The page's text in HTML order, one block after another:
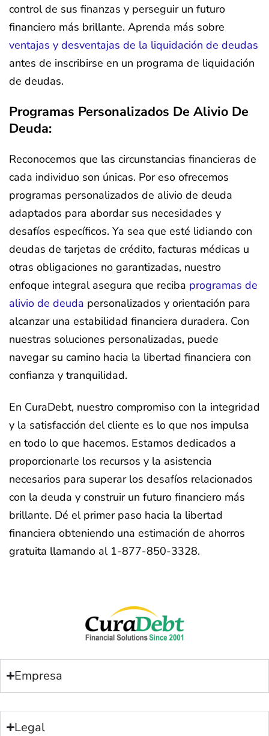
control de sus finanzas y perseguir un futuro
financiero más brillante. Aprenda más sobre
ventajas y desventajas de la liquidación de deudas
antes de inscribirse en un programa de liquidación
de deudas.
Programas Personalizados De Alivio De
Deuda:
Reconocemos que las circunstancias financieras de
cada individuo son únicas. Por eso ofrecemos
programas personalizados de alivio de deuda
adaptados para abordar sus necesidades y
desafíos específicos. Ya sea que esté lidiando con
deudas de tarjetas de crédito, facturas médicas u
otras obligaciones no garantizadas, nuestro
enfoque integral asegura que reciba programas de
alivio de deuda personalizados y orientación para
alcanzar una estabilidad financiera duradera. Con
nuestras soluciones personalizadas, puede
navegar su camino hacia la libertad financiera con
confianza y tranquilidad.
En CuraDebt, nuestro compromiso con la integridad
y la satisfacción del cliente es lo que nos impulsa
en todo lo que hacemos. Estamos dedicados a
proporcionarle los recursos y la asistencia
necesarios para superar los desafíos relacionados
con la deuda y construir un futuro financiero más
brillante. Dé el primer paso hacia la libertad
financiera obteniendo una estimación de ahorros
gratuita llamando al 1-877-850-3328.
Empresa
Legal